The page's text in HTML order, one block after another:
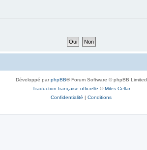
Développé parphpBB® Forum Software © phpBB Limited
Traduction française officielle ©Miles Cellar
Confidentialité | Conditions